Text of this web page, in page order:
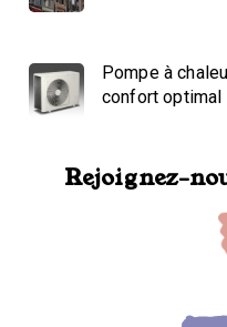
Pompe à
confort optimal
Rejoignez-